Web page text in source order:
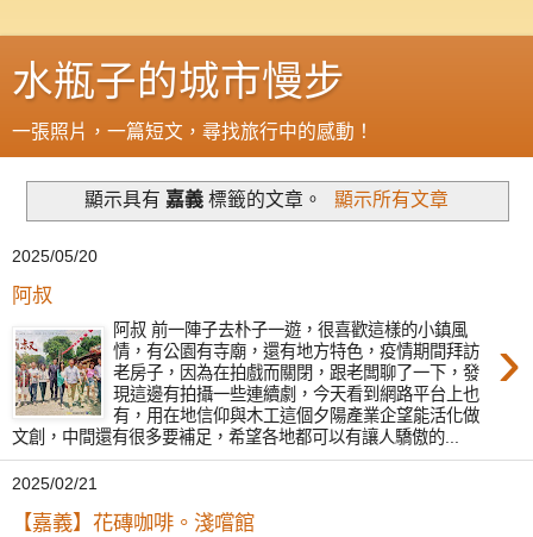
水瓶子的城市慢步
一張照片，一篇短文，尋找旅行中的感動！
顯示具有 嘉義標籤的文章。 顯示所有文章
2025/05/20
阿叔
›
阿叔 前一陣子去朴子一遊，很喜歡這樣的小鎮風
情，有公園有寺廟，還有地方特色，疫情期間拜訪
老房子，因為在拍戲而關閉，跟老闆聊了一下，發
現這邊有拍攝一些連續劇，今天看到網路平台上也
有，用在地信仰與木工這個夕陽產業企望能活化做
文創，中間還有很多要補足，希望各地都可以有讓人驕傲的...
2025/02/21
【嘉義】花磚咖啡。淺嚐館